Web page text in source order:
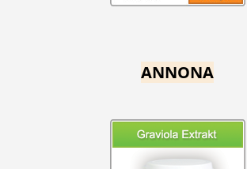
ANNONA